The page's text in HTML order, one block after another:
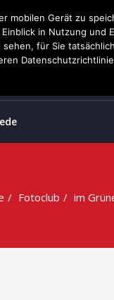
Fotoclub im
mobilen Gerät zu
in Nutzung und
für Sie